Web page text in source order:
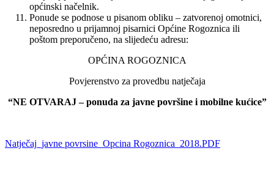
općinski načelnik.
Ponude se podnose u pisanom obliku – zatvorenoj omotnici,
neposredno u prijamnoj pisarnici Općine Rogoznica ili
poštom preporučeno, na slijedeću adresu:
OPĆINA ROGOZNICA
Povjerenstvo za provedbu natječaja
“NE OTVARAJ – ponuda za javne površine i mobilne kućice”
Natječaj_javne povrsine_Opcina Rogoznica_2018.PDF